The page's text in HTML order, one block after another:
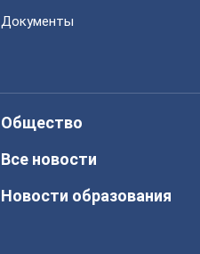
Документы
Общество
Все новости
Новости образования